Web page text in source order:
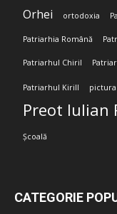
Orhei ortodoxia
Patriarhia Română
Patriarhul Chiril
Patriarhul Kirill pictura
Preot Iulian
Școală
CATEGORIE